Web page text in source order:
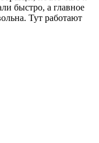
быстро, а главное
Тут работают